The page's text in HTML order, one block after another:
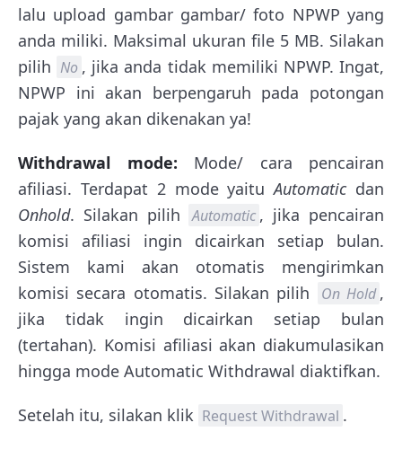
lalu upload gambar gambar/ foto NPWP yang
anda miliki. Maksimal ukuran file 5 MB. Silakan
pilih No , jika anda tidak memiliki NPWP. Ingat,
NPWP ini akan berpengaruh pada potongan
pajak yang akan dikenakan ya!
Withdrawal mode: Mode/ cara pencairan
afiliasi. Terdapat 2 mode yaitu Automaticdan
Onhold. Silakan pilih Automatic , jika pencairan
komisi afiliasi ingin dicairkan setiap bulan.
Sistem kami akan otomatis mengirimkan
komisi secara otomatis. Silakan pilih
On Hold ,
jika tidak ingin dicairkan setiap bulan
(tertahan). Komisi afiliasi akan diakumulasikan
hingga mode Automatic Withdrawal diaktifkan.
Setelah itu, silakan klik Request Withdrawal .